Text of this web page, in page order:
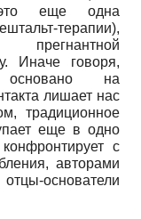
(это еще одна
терапии),
прегнантной
Иначе говоря,
основано на
лишает нас
традиционное
еще в одно
с
авторами
основатели